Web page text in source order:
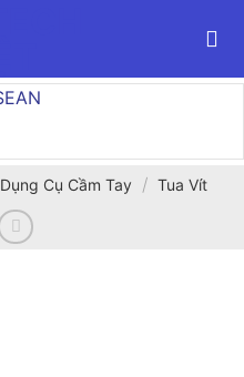
Dụng Cụ Cầm Tay / Tua Vít